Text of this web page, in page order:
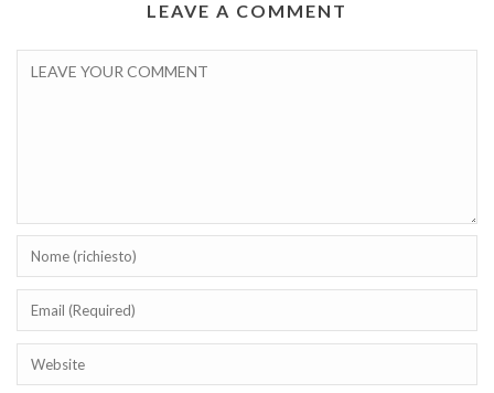
LEAVE A COMMENT